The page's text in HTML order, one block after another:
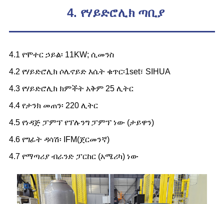
4. የሃይድሮሊክ ጣቢያ
4.1 የሞተር ኃይል፡ 11KW; ሲመንስ
4.2 የሃይድሮሊክ ሶሌኖይድ እሴት ቁጥር፡1set፣ SIHUA
4.3 የሃይድሮሊክ ክምችት አቅም 25 ሊትር
4.4 የታንክ መጠን፡ 220 ሊትር
4.5 የነዳጅ ፓምፕ የፕሉንግ ፓምፕ ነው (ታይዋን)
4.6 የግፊት ዳሳሽ፡ IFM(ጀርመንኛ)
4.7 የማጣሪያ ብራንድ ፓርከር (አሜሪካ) ነው